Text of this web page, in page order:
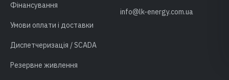
Фінансування
Умови оплати і доставки
Диспетчеризація / SCADA
Резервне живлення
info@lk-energy.com.ua